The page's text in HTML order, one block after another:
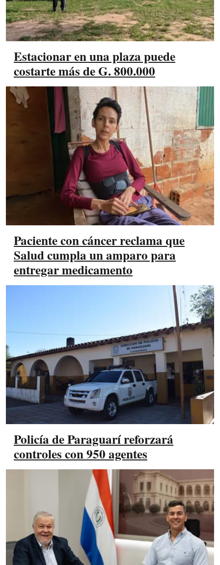
Estacionar en una plaza puede
costarte más de G. 800.000
Paciente con cáncer reclama que
Salud cumpla un amparo para
entregar medicamento
Policía de Paraguarí reforzará
controles con 950 agentes